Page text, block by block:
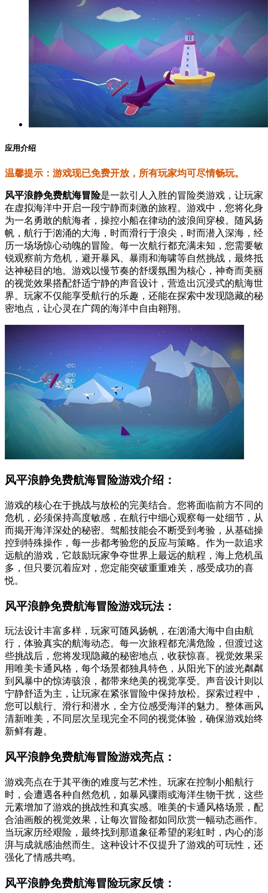
应用介绍
温馨提示：游戏现已免费开放，所有玩家均可尽情畅玩。
风平浪静免费航海冒险是一款引人入胜的冒险类游戏，让玩家
在虚拟海洋中开启一段宁静而刺激的旅程。游戏中，您将化身
为一名勇敢的航海者，操控小船在律动的波浪间穿梭。随风扬
帆，航行于汹涌的大海，时而滑行于浪尖，时而潜入深海，经
历一场场惊心动魄的冒险。每一次航行都充满未知，您需要敏
锐观察前方危机，避开暴风、暴雨和海啸等自然挑战，最终抵
达神秘目的地。游戏以慢节奏的舒缓氛围为核心，神奇而美丽
的视觉效果搭配舒适宁静的声音设计，营造出沉浸式的航海世
界。玩家不仅能享受航行的乐趣，还能在探索中发现隐藏的秘
密地点，让心灵在广阔的海洋中自由翱翔。
风平浪静免费航海冒险游戏介绍：
游戏的核心在于挑战与放松的完美结合。您将面临前方不同的
危机，必须保持高度敏感，在航行中细心观察每一处细节，从
而揭开海洋深处的秘密。驾船技能会不断受到考验，从基础操
控到特殊操作，每一步都考验您的反应与策略。作为一款追求
远航的游戏，它鼓励玩家争夺世界上最远的航程，海上危机虽
多，但只要沉着应对，您定能突破重重难关，感受成功的喜
悦。
风平浪静免费航海冒险游戏玩法：
玩法设计丰富多样，玩家可随风扬帆，在汹涌大海中自由航
行，体验真实的航海动态。每一次旅程都充满危险，但渡过这
些挑战后，您将发现隐藏的秘密地点，收获惊喜。视觉效果采
用唯美卡通风格，每个场景都独具特色，从阳光下的波光粼粼
到风暴中的惊涛骇浪，都带来绝美的视觉享受。声音设计则以
宁静舒适为主，让玩家在紧张冒险中保持放松。探索过程中，
您可以航行、滑行和潜水，全方位感受海洋的魅力。整体画风
清新唯美，不同层次呈现完全不同的视觉体验，确保游戏始终
新鲜有趣。
风平浪静免费航海冒险游戏亮点：
游戏亮点在于其平衡的难度与艺术性。玩家在控制小船航行
时，会遭遇各种自然危机，如暴风骤雨或海洋生物干扰，这些
元素增加了游戏的挑战性和真实感。唯美的卡通风格场景，配
合油画般的视觉效果，让每次冒险都如同欣赏一幅动态画作。
当玩家历经艰险，最终找到那道象征希望的彩虹时，内心的澎
湃与成就感油然而生。这种设计不仅提升了游戏的可玩性，还
强化了情感共鸣。
风平浪静免费航海冒险玩家反馈：